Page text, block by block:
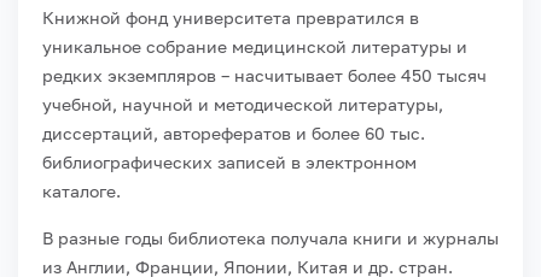
Книжной фонд университета превратился в
уникальное собрание медицинской литературы и
редких экземпляров – насчитывает более 450 тысяч
учебной, научной и методической литературы,
диссертаций, авторефератов и более 60 тыс.
библиографических записей в электронном
каталоге.
В разные годы библиотека получала книги и журналы
из Англии, Франции, Японии, Китая и др. стран.